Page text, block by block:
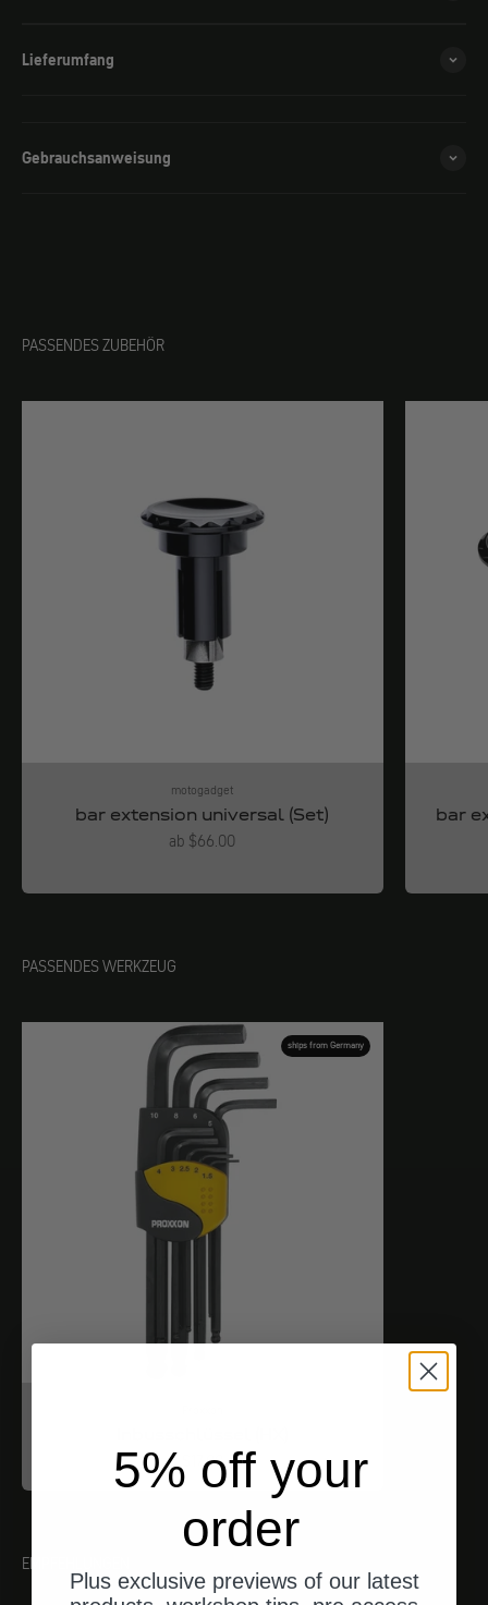
Lieferumfang
Gebrauchsanweisung
PASSENDES ZUBEHÖR
motogadget
bar extension universal (Set)
Angebot
ab $66.00
bar
PASSENDES WERKZEUG
ships from Germany
Angebot
$17.00
EMPFEHLUNGEN
5% off your
order
Plus exclusive previews of our latest